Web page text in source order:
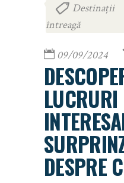
Destinații
întreagă
09/09/2024
LUCRURI
DESPRE